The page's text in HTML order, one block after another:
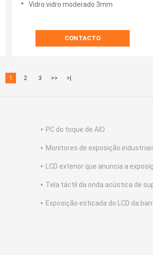
Vidro:vidro moderado 3mm
CONTACTO
1 2 3 >> >|
PC do toque de AIO
Monitores de exposição
LCD exterior que anuncia a
Tela táctil da onda acústica de
Exposição esticada do LCD da